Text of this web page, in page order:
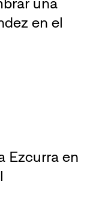
en el
Ezcurra en